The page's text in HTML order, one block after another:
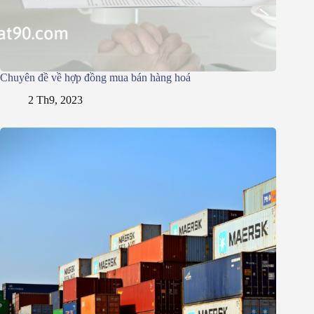
Chuyên đề về hợp đồng mua bán hàng hoá
2 Th9, 2023